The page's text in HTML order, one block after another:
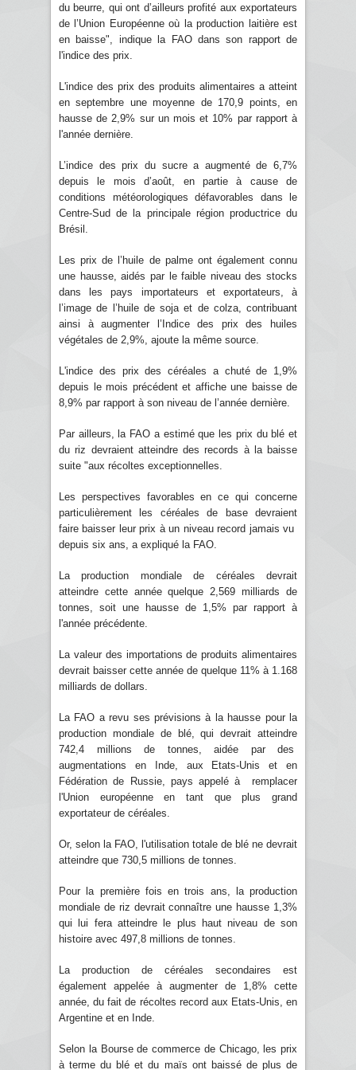
du beurre, qui ont d’ailleurs profité aux exportateurs
de l’Union Européenne où la production laitière est
en baisse", indique la FAO dans son rapport de
l'indice des prix.
L'indice des prix des produits alimentaires a atteint
en septembre une moyenne de 170,9 points, en
hausse de 2,9% sur un mois et 10% par rapport à
l'année dernière.
L’indice des prix du sucre a augmenté de 6,7%
depuis le mois d’août, en partie à cause de
conditions météorologiques défavorables dans le
Centre-Sud de la principale région productrice du
Brésil.
Les prix de l’huile de palme ont également connu
une hausse, aidés par le faible niveau des stocks
dans les pays importateurs et exportateurs, à
l’image de l’huile de soja et de colza, contribuant
ainsi à augmenter l’Indice des prix des huiles
végétales de 2,9%, ajoute la même source.
L'indice des prix des céréales a chuté de 1,9%
depuis le mois précédent et affiche une baisse de
8,9% par rapport à son niveau de l’année dernière.
Par ailleurs, la FAO a estimé que les prix du blé et
du riz devraient atteindre des records à la baisse
suite "aux récoltes exceptionnelles.
Les perspectives favorables en ce qui concerne
particulièrement les céréales de base devraient
faire baisser leur prix à un niveau record jamais vu
depuis six ans, a expliqué la FAO.
La production mondiale de céréales devrait
atteindre cette année quelque 2,569 milliards de
tonnes, soit une hausse de 1,5% par rapport à
l'année précédente.
La valeur des importations de produits alimentaires
devrait baisser cette année de quelque 11% à 1.168
milliards de dollars.
La FAO a revu ses prévisions à la hausse pour la
production mondiale de blé, qui devrait atteindre
742,4 millions de tonnes, aidée par des
augmentations en Inde, aux Etats-Unis et en
Fédération de Russie, pays appelé à remplacer
l'Union européenne en tant que plus grand
exportateur de céréales.
Or, selon la FAO, l'utilisation totale de blé ne devrait
atteindre que 730,5 millions de tonnes.
Pour la première fois en trois ans, la production
mondiale de riz devrait connaître une hausse 1,3%
qui lui fera atteindre le plus haut niveau de son
histoire avec 497,8 millions de tonnes.
La production de céréales secondaires est
également appelée à augmenter de 1,8% cette
année, du fait de récoltes record aux Etats-Unis, en
Argentine et en Inde.
Selon la Bourse de commerce de Chicago, les prix
à terme du blé et du maïs ont baissé de plus de